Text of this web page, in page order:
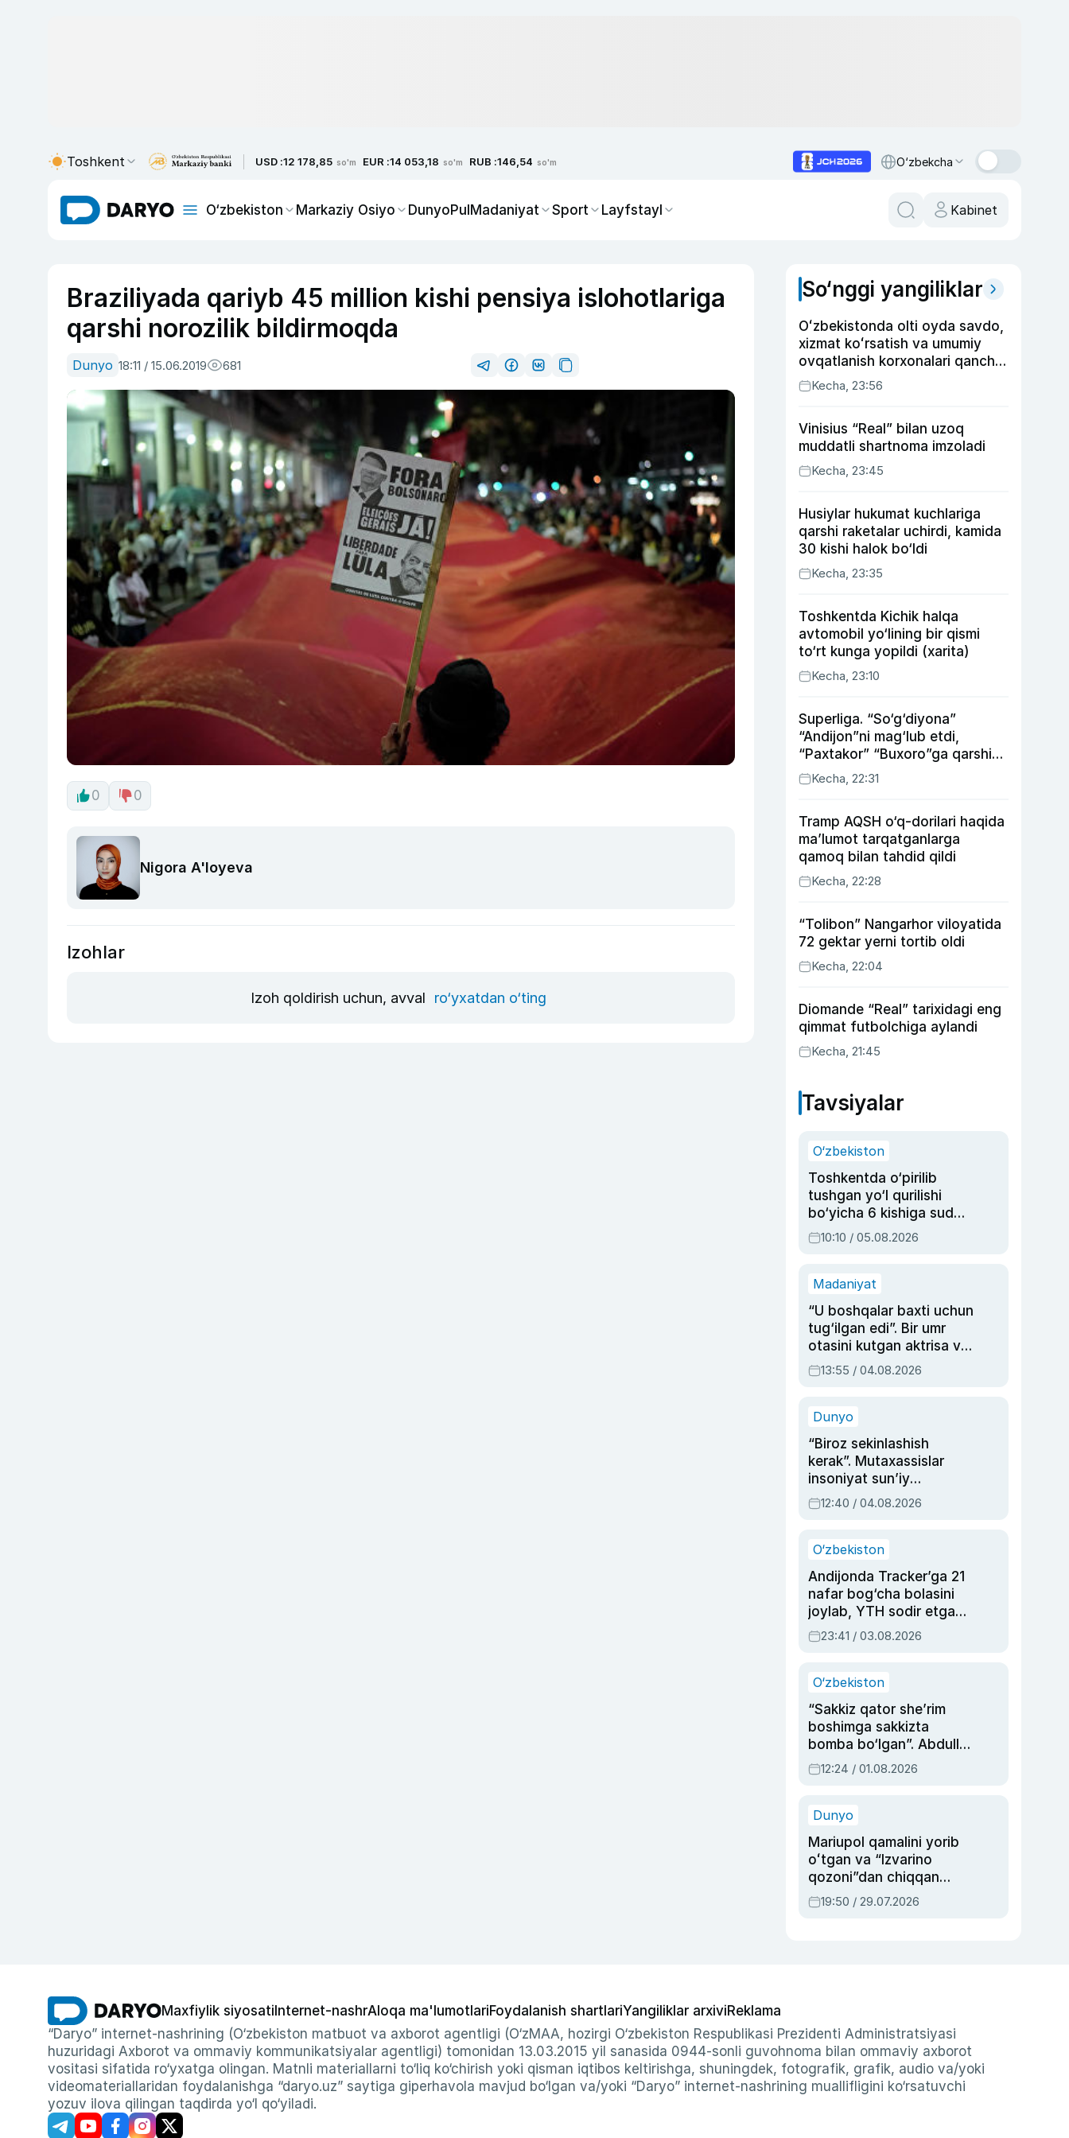
Toshkent USD :12 178,85 so'm EUR :14 053,18 so'm RUB :146,54 so'm O‘zbekcha
O‘zbekiston Markaziy Osiyo DunyoPulMadaniyat Sport Layfstayl Kabinet
Braziliyada qariyb 45 million kishi pensiya islohotlariga
qarshi norozilik bildirmoqda
Dunyo 18:11 / 15.06.2019 681
0 0
Nigora A'loyeva
Izohlar
Izoh qoldirish uchun, avval ro‘yxatdan o‘ting
So‘nggi yangiliklar
Oʻzbekistonda olti oyda savdo,
xizmat koʻrsatish va umumiy
ovqatlanish korxonalari qancha
soliq toʻlagani ochiqlandi
Kecha, 23:56
Vinisius “Real” bilan uzoq
muddatli shartnoma imzoladi
Kecha, 23:45
Husiylar hukumat kuchlariga
qarshi raketalar uchirdi, kamida
30 kishi halok bo‘ldi
Kecha, 23:35
Toshkentda Kichik halqa
avtomobil yo‘lining bir qismi
to‘rt kunga yopildi (xarita)
Kecha, 23:10
Superliga. “So‘g‘diyona”
“Andijon”ni mag‘lub etdi,
“Paxtakor” “Buxoro”ga qarshi
bahsda g‘alabani qo‘ldan
chiqardi
Kecha, 22:31
Tramp AQSH o‘q-dorilari haqida
ma’lumot tarqatganlarga
qamoq bilan tahdid qildi
Kecha, 22:28
“Tolibon” Nangarhor viloyatida
72 gektar yerni tortib oldi
Kecha, 22:04
Diomande “Real” tarixidagi eng
qimmat futbolchiga aylandi
Kecha, 21:45
Tavsiyalar
O‘zbekiston
Toshkentda o‘pirilib
tushgan yo‘l qurilishi
bo‘yicha 6 kishiga sud
hukmi o‘qildi
10:10 / 05.08.2026
Madaniyat
“U boshqalar baxti uchun
tug‘ilgan edi”. Bir umr
otasini kutgan aktrisa va
dublyaj ustasi Rimma
Ahmedovaning
13:55 / 04.08.2026
Dunyo
“Biroz sekinlashish
kerak”. Mutaxassislar
insoniyat sun’iy
intellektni boshqara
olmay qolishidan xavotir
12:40 / 04.08.2026
O‘zbekiston
Andijonda Tracker’ga 21
nafar bog‘cha bolasini
joylab, YTH sodir etgan
ayolga sud hukmi o‘qildi
23:41 / 03.08.2026
O‘zbekiston
“Sakkiz qator she’rim
boshimga sakkizta
bomba bo‘lgan”. Abdulla
Oripovni siyosiy
ayblovlardan asrab
12:24 / 01.08.2026
Dunyo
Mariupol qamalini yorib
oʻtgan va “Izvarino
qozoni”dan chiqqan
qahramon — Ukraina
armiyasi bosh
19:50 / 29.07.2026
Maxfiylik siyosati Internet-nashrAloqa ma'lumotlariFoydalanish shartlariYangiliklar arxiviReklama
“Daryo” internet-nashrining (O‘zbekiston matbuot va axborot agentligi (O‘zMAA, hozirgi O‘zbekiston Respublikasi Prezidenti Administratsiyasi
huzuridagi Axborot va ommaviy kommunikatsiyalar agentligi) tomonidan 13.03.2015 yil sanasida 0944-sonli guvohnoma bilan ommaviy axborot
vositasi sifatida ro‘yxatga olingan. Matnli materiallarni to‘liq ko‘chirish yoki qisman iqtibos keltirishga, shuningdek, fotografik, grafik, audio va/yoki
videomateriallaridan foydalanishga “daryo.uz” saytiga giperhavola mavjud bo‘lgan va/yoki “Daryo” internet-nashrining muallifligini ko‘rsatuvchi
yozuv ilova qilingan taqdirda yo‘l qo‘yiladi.